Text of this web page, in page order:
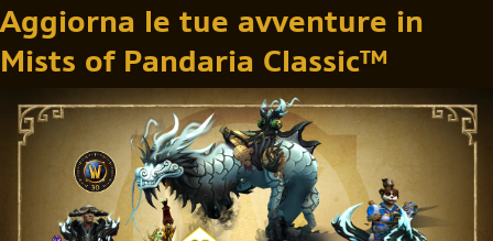
Aggiorna le tue avventure in
Mists of Pandaria Classic™